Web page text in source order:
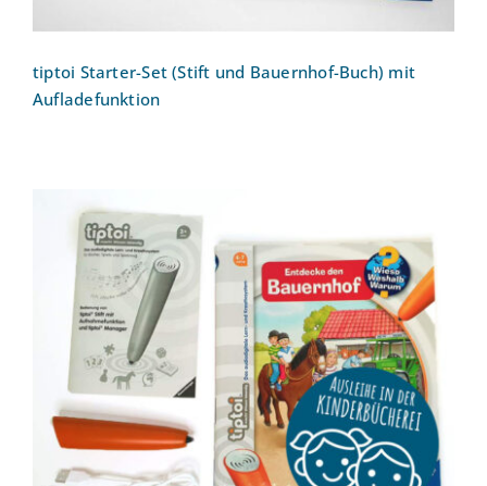
tiptoi Starter-Set (Stift und Bauernhof-Buch) mit
Aufladefunktion
tiptoi Starter-Set (Stift und Bauernhof-
Buch) ohne Aufladefunktion